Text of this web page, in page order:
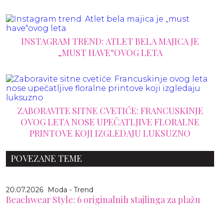
INSTAGRAM TREND: ATLET BELA MAJICA JE
„MUST HAVE“OVOG LETA
ZABORAVITE SITNE CVETIĆE: FRANCUSKINJE
OVOG LETA NOSE UPEČATLJIVE FLORALNE
PRINTOVE KOJI IZGLEDAJU LUKSUZNO
POVEZANE TEME
20.07.2026 Moda - Trend
Beachwear Style: 6 originalnih stajlinga za plažu